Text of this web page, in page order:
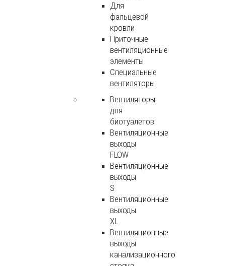
Для
фальцевой
кровли
Приточные
вентиляционные
элементы
Специальные
вентиляторы
Вентиляторы
для
биотуалетов
Вентиляционные
выходы
FLOW
Вентиляционные
выходы
S
Вентиляционные
выходы
XL
Вентиляционные
выходы
канализационного